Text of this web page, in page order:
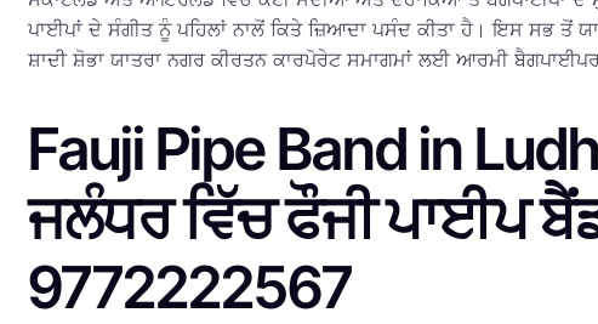
ਪਾਈਪਾਂ ਦੇ ਸੰਗੀਤ ਨੂੰ ਪਹਿਲਾਂ ਨਾਲੋਂ ਕਿਤੇ ਜ਼ਿਆਦਾ ਪਸੰਦ ਕੀਤਾ ਹੈ। ਇਸ ਸਭ ਤੋਂ
ਸ਼ਾਦੀ ਸ਼ੋਭਾ ਯਾਤਰਾ ਨਗਰ ਕੀਰਤਨ ਕਾਰਪੋਰੇਟ ਸਮਾਗਮਾਂ ਲਈ ਆਰਮੀ
Fauji Pipe Band in
ਜਲੰਧਰ ਵਿੱਚ ਫੌਜੀ ਪਾਈਪ
9772222567